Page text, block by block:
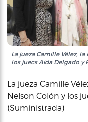
La jueza Camille Vélez,
los juecs Aida Delgado y
La jueza Camille
Nelson Colón y los
(Suministrada)